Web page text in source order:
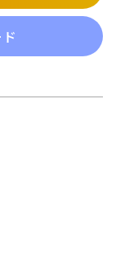
以上の目的を
雇用や外部委
密保持に関す